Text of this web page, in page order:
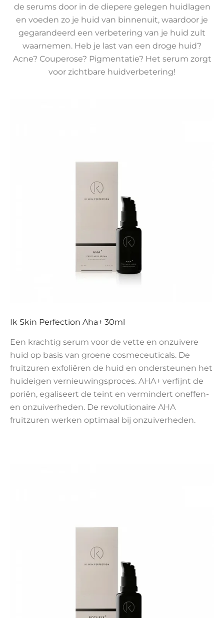
de serums door in de diepere gelegen huidlagen
en voeden zo je huid van binnenuit, waardoor je
gegarandeerd een verbetering van je huid zult
waarnemen. Heb je last van een droge huid?
Acne? Couperose? Pigmentatie? Het serum zorgt
voor zichtbare huidverbetering!
Ik Skin Perfection Aha+ 30ml
Een krachtig serum voor de vette en onzuivere
huid op basis van groene cosmeceuticals. De
fruitzuren exfoliëren de huid en ondersteunen het
huideigen vernieuwingsproces. AHA+ verfijnt de
poriën, egaliseert de teint en vermindert oneffen-
en onzuiverheden. De revolutionaire AHA
fruitzuren werken optimaal bij onzuiverheden.